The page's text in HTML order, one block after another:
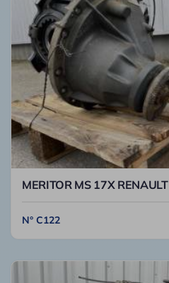
MERITOR MS 17X RENAULT
N° C122